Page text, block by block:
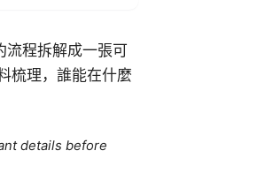
流程拆解成一張可
梳理，誰能在什麼
details before